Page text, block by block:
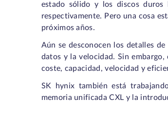
estado sólido y los discos
respectivamente. Pero una cosa
próximos años.
Aún se desconocen los detalles
datos y la velocidad. Sin
coste, capacidad, velocidad y
SK hynix también está
memoria unificada CXL y la